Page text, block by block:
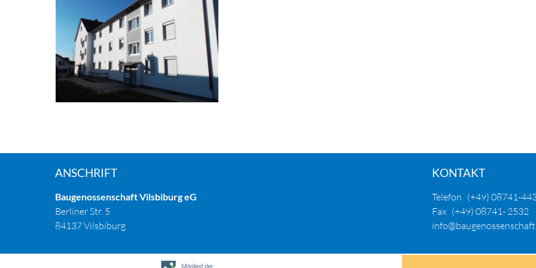
ANSCHRIFT
Baugenossenschaft Vilsbiburg eG
Berliner Str. 5
84137 Vilsbiburg
KONTAKT
Telefon (+49) 08741-
Fax (+49) 08741- 2532